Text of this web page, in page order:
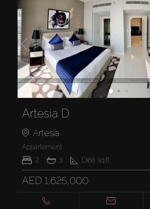
Artesia D
Artesia
Appartement
2
3 1368 sq.ft
AED 1,625,000